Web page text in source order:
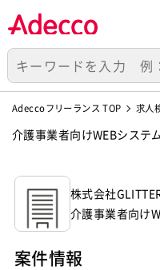
Adeccoフリーランス TOP 求人
介護事業者向けWEBシステ
株式会社
介護事業者向け
案件情報